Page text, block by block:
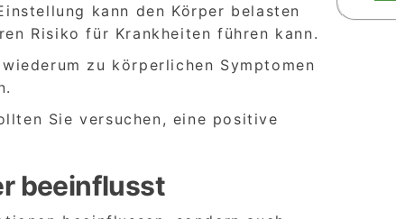
kann den Körper belasten
Risiko für Krankheiten führen kann.
zu körperlichen Symptomen
Sie versuchen, eine positive
beeinflusst